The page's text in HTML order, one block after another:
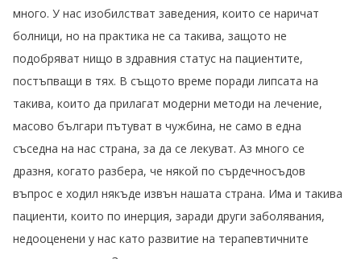
много. У нас изобилстват заведения, които се наричат
болници, но на практика не са такива, защото не
подобряват нищо в здравния статус на пациентите,
постъпващи в тях. В същото време поради липсата на
такива, които да прилагат модерни методи на лечение,
масово българи пътуват в чужбина, не само в една
съседна на нас страна, за да се лекуват. Аз много се
дразня, когато разбера, че някой по сърдечносъдов
въпрос е ходил някъде извън нашата страна. Има и такива
пациенти, които по инерция, заради други заболявания,
недооценени у нас като развитие на терапевтичните